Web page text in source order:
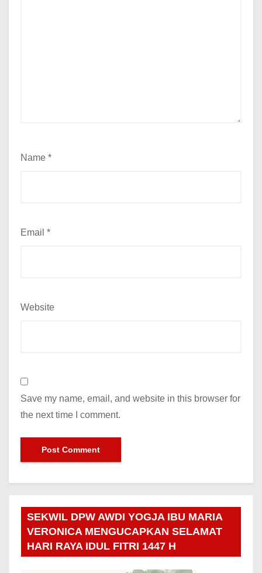
Name *
Email *
Website
Save my name, email, and website in this browser for
the next time I comment.
SEKWIL DPW AWDI YOGJA IBU MARIA
VERONICA MENGUCAPKAN SELAMAT
HARI RAYA IDUL FITRI 1447 H